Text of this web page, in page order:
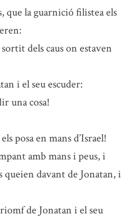
que la guarnició filistea els
dels caus on estaven
i el seu escuder:
una cosa!
posa en mans d’Israel!
amb mans i peus, i
queien davant de Jonatan, i
de Jonatan i el seu